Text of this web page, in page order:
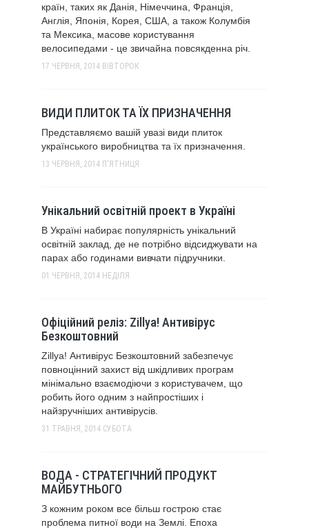
країн, таких як Данія, Німеччина, Франція,
Англія, Японія, Корея, США, а також Колумбія
та Мексика, масове користування
велосипедами - це звичайна повсякденна річ.
17 ЧЕРВНЯ, 2014 ВІВТОРОК
ВИДИ ПЛИТОК ТА ЇХ ПРИЗНАЧЕННЯ
Представляємо вашій увазі види плиток
українського виробництва та їх призначення.
13 ЧЕРВНЯ, 2014 П'ЯТНИЦЯ
Унікальний освітній проект в Україні
В Україні набирає популярність унікальний
освітній заклад, де не потрібно відсиджувати на
парах або годинами вивчати підручники.
01 ЧЕРВНЯ, 2014 НЕДІЛЯ
Офіційний реліз: Zillya! Антивірус
Безкоштовний
Zillya! Антивірус Безкоштовний забезпечує
повноцінний захист від шкідливих програм
мінімально взаємодіючи з користувачем, що
робить його одним з найпростіших і
найзручніших антивірусів.
31 ТРАВНЯ, 2014 СУБОТА
ВОДА - СТРАТЕГІЧНИЙ ПРОДУКТ
МАЙБУТНЬОГО
З кожним роком все більш гострою стає
проблема питної води на Землі. Епоха